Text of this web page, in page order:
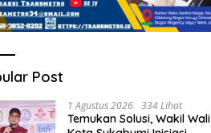
Post
1 Agustus 2026 334 Lihat
Temukan Solusi, Wakil Wali